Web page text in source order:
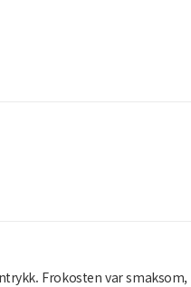
Frokosten var